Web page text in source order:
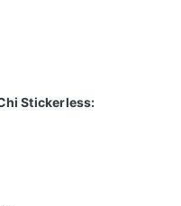
Stickerless: